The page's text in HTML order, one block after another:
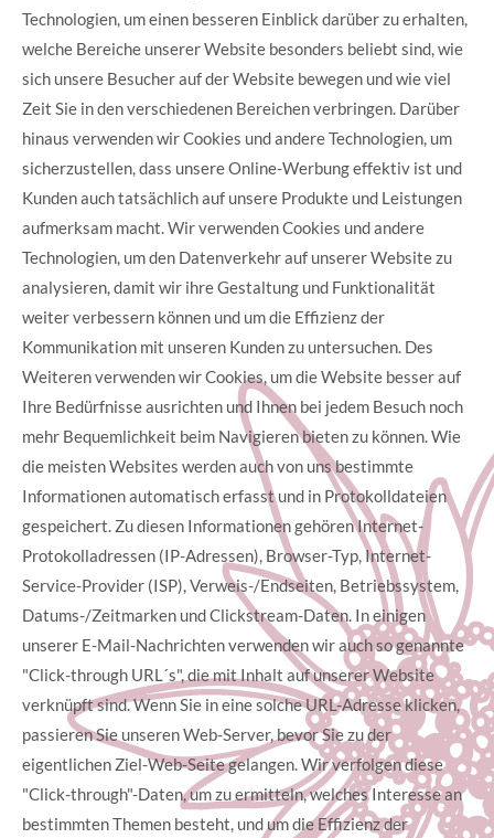
Technologien, um einen besseren Einblick darüber zu erhalten,
welche Bereiche unserer Website besonders beliebt sind, wie
sich unsere Besucher auf der Website bewegen und wie viel
Zeit Sie in den verschiedenen Bereichen verbringen. Darüber
hinaus verwenden wir Cookies und andere Technologien, um
sicherzustellen, dass unsere Online-Werbung effektiv ist und
Kunden auch tatsächlich auf unsere Produkte und Leistungen
aufmerksam macht. Wir verwenden Cookies und andere
Technologien, um den Datenverkehr auf unserer Website zu
analysieren, damit wir ihre Gestaltung und Funktionalität
weiter verbessern können und um die Effizienz der
Kommunikation mit unseren Kunden zu untersuchen. Des
Weiteren verwenden wir Cookies, um die Website besser auf
Ihre Bedürfnisse ausrichten und Ihnen bei jedem Besuch noch
mehr Bequemlichkeit beim Navigieren bieten zu können. Wie
die meisten Websites werden auch von uns bestimmte
Informationen automatisch erfasst und in Protokolldateien
gespeichert. Zu diesen Informationen gehören Internet-
Protokolladressen (IP-Adressen), Browser-Typ, Internet-
Service-Provider (ISP), Verweis-/Endseiten, Betriebssystem,
Datums-/Zeitmarken und Clickstream-Daten. In einigen
unserer E-Mail-Nachrichten verwenden wir auch so genannte
"Click-through URL´s", die mit Inhalt auf unserer Website
verknüpft sind. Wenn Sie in eine solche URL-Adresse klicken,
passieren Sie unseren Web-Server, bevor Sie zu der
eigentlichen Ziel-Web-Seite gelangen. Wir verfolgen diese
"Click-through"-Daten, um zu ermitteln, welches Interesse an
bestimmten Themen besteht, und um die Effizienz der